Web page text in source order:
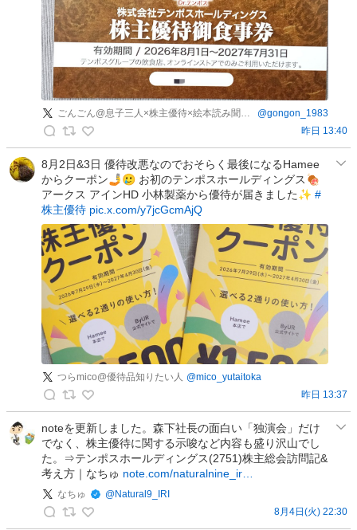
ご
ん
ご
絵
本
読
@gongon_1983
昨日 13:40
つ
ら
m
8月2日&3日 優待改悪なのでおそらく最後になるHamee
からクーポン🤳🥲 お初のテンポスホールディングス🍖
アークス アインHD 小林製薬から優待が届きました✨ #
株主優待 pic.x.com/y7jcGcmAjQ
つらmico@優待品知りたい人 @mico_yutaitoka
昨日 13:37
な
noteを更新しました。森下社長の面白い「独演会」だけ
でなく、株主優待に関する示唆など内容も盛り沢山でし
た。⇒テンポスホールディングス(2751)株主総会訪問記&
考え方｜なちゅ note.com/naturalnine_ir…
なちゅ @Natural9_IRI
8月4日(火) 22:30